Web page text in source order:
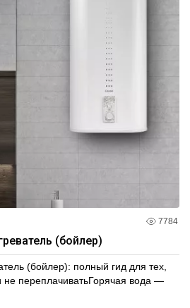
7784
(бойлер)
(бойлер): полный гид для тех,
не переплачиватьГорячая вода —